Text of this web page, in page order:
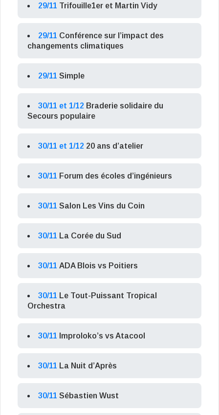
29/11 Trifouille1er et Martin Vidy
29/11 Conférence sur l’impact des
changements climatiques
29/11 Simple
30/11 et 1/12 Braderie solidaire du
Secours populaire
30/11 et 1/12 20 ans d’atelier
30/11 Forum des écoles d’ingénieurs
30/11 Salon Les Vins du Coin
30/11 La Corée du Sud
30/11 ADA Blois vs Poitiers
30/11 Le Tout-Puissant Tropical
Orchestra
30/11 Improloko’s vs Atacool
30/11 La Nuit d’Après
30/11 Sébastien Wust